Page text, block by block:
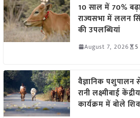
10 साल में 70%
राज्यसभा में ललन
की उपलब्धियां
August 7, 2026
वैज्ञानिक पशुपालन
रानी लक्ष्मीबाई
कार्यक्रम में बोले